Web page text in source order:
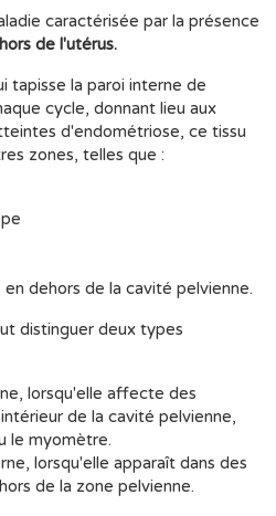
caractérisée par la présence
de l'utérus.
tapisse la paroi interne de
cycle, donnant lieu aux
d'endométriose, ce tissu
zones, telles que :
en dehors de la cavité pelvienne.
distinguer deux types
lorsqu'elle affecte des
de la cavité pelvienne,
le myomètre.
lorsqu'elle apparaît dans des
de la zone pelvienne.